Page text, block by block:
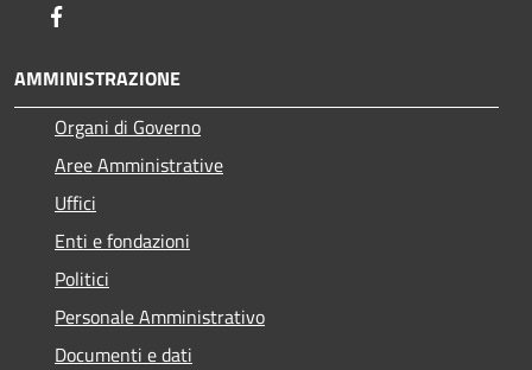
AMMINISTRAZIONE
Organi di Governo
Aree Amministrative
Uffici
Enti e fondazioni
Politici
Personale Amministrativo
Documenti e dati